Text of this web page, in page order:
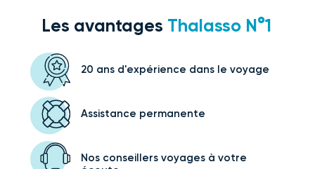
Les avantages Thalasso N°1
20 ans d'expérience dans le voyage
Assistance permanente
Nos conseillers voyagesà votre